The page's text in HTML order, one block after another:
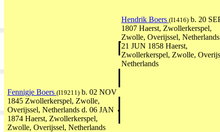
Hendrik Boers (I1416) b. 20
1807 Haerst, Zwollerkerspel,
Zwolle, Overijssel,
21 JUN 1858 Haerst,
Zwollerkerspel, Zwolle,
Netherlands
Fennigje Boers (I19211) b. 02 NOV
1845 Zwollerkerspel, Zwolle,
Overijssel, Netherlands d. 06 JAN
1874 Haerst, Zwollerkerspel,
Zwolle, Overijssel, Netherlands